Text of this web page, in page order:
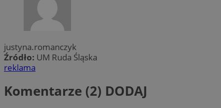
justyna.romanczyk
Źródło: UM Ruda Śląska
reklama
Komentarze (2) DODAJ